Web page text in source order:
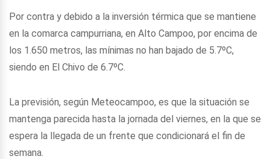
Por contra y debido a la inversión térmica que se mantiene
en la comarca campurriana, en Alto Campoo, por encima de
los 1.650 metros, las mínimas no han bajado de 5.7ºC,
siendo en El Chivo de 6.7ºC.
La previsión, según Meteocampoo, es que la situación se
mantenga parecida hasta la jornada del viernes, en la que se
espera la llegada de un frente que condicionará el fin de
semana.